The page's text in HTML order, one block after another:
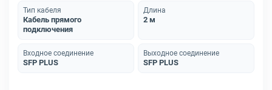
Тип кабеля
Кабель прямого
подключения
Длина
2 м
Входное соединение
SFP PLUS
Выходное соединение
SFP PLUS